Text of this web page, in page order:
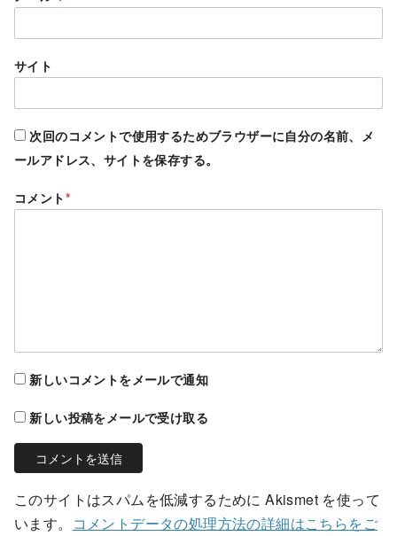
サイト
次回のコメントで使用するためブラウザーに自分の名前、メ
ールアドレス、サイトを保存する。
コメント*
新しいコメントをメールで通知
新しい投稿をメールで受け取る
このサイトはスパムを低減するために Akismet を使って
います。
コメントデータの処理方法の詳細はこちらをご